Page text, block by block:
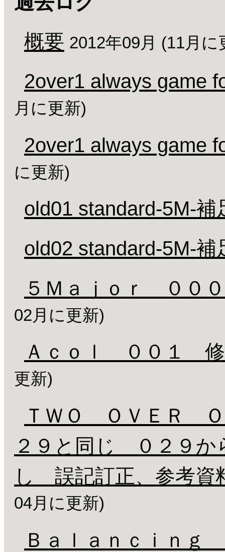
概要 2012年09月 (11月に
2over1 always game
月に更新)
2over1 always game
に更新)
old01 standard-5M-補
old02 standard-5M-補
５Ｍａｊｏｒ ００
02月に更新)
Ａｃｏｌ ００１
更新)
ＴＷＯ ＯＶＥＲ
２９と同じ ０２９か
し 誤記訂正、参考資
04月に更新)
Ｂａｌａｎｃｉｎｇ